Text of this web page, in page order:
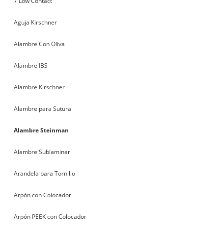
Aguja Kirschner
Alambre Con Oliva
Alambre IBS
Alambre Kirschner
Alambre para Sutura
Alambre Steinman
Alambre Sublaminar
Arandela para Tornillo
Arpón con Colocador
Arpón PEEK con Colocador